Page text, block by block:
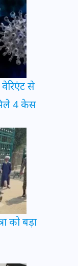
से
4 केस
को बड़ा